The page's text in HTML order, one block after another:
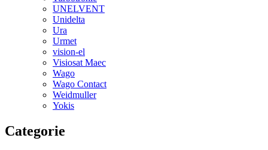
UNELVENT
Unidelta
Ura
Urmet
vision-el
Visiosat Maec
Wago
Wago Contact
Weidmuller
Yokis
Categorie